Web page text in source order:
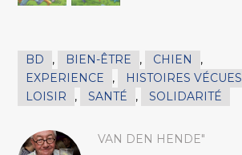
BD , BIEN-ÊTRE , CHIEN
,
EXPERIENCE
, HISTOIRES VÉCUES
LOISIR
, SANTÉ , SOLIDARITÉ
VAN DEN HENDE"